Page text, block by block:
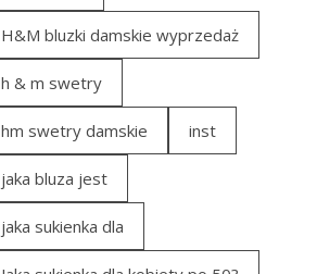
H&M bluzki damskie wyprzedaż
h & m swetry
hm swetry damskie inst
jaka bluza jest
jaka sukienka dla